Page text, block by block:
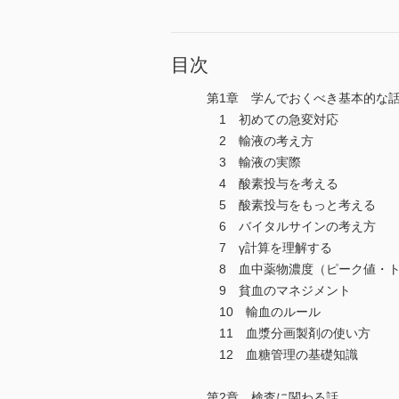
目次
第1章 学んでおくべき基本的な
1 初めての急変対応
2 輸液の考え方
3 輸液の実際
4 酸素投与を考える
5 酸素投与をもっと考える
6 バイタルサインの考え方
7 γ計算を理解する
8 血中薬物濃度（ピーク値・ト
9 貧血のマネジメント
10 輸血のルール
11 血漿分画製剤の使い方
12 血糖管理の基礎知識